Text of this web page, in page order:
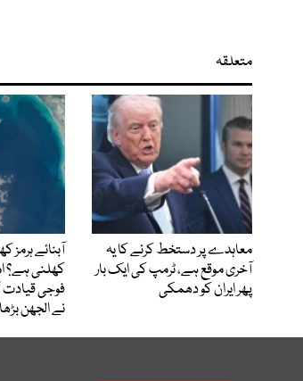
متعلقہ
معاہدے پر دستخط کرنے کا یہ
آخری موقع ہے، ٹرمپ کی ایک بار
پھر ایران کو دھمکی
آبنائے ہرمز
کھلنی ہے؟
فوجی قیادت
نے الجھن